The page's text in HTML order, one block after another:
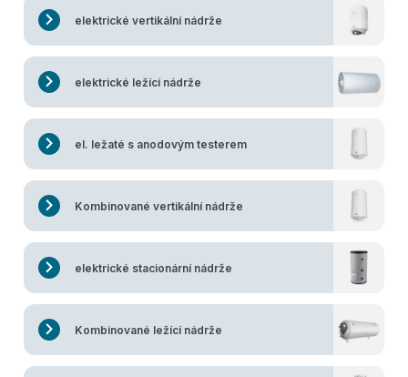
elektrické vertikální nádrže
elektrické ležící nádrže
el. ležaté s anodovým testerem
Kombinované vertikální nádrže
elektrické stacionární nádrže
Kombinované ležící nádrže